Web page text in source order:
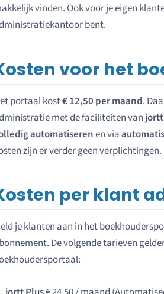
vinden. Ook voor je eigen
bent.
voor het
portaal kost€ 12,50 per maand.
met de faciliteiten van
automatiserenen via
zijn er verder geen verplichtingen.
per klant
je klanten aan in het
De volgende tarieven